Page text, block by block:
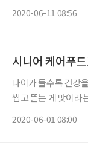
2020-06-11 08:56
시니어 케어푸
나이가 들수록 건강
씹고 뜯는 게 맛이라
2020-06-01 08:00